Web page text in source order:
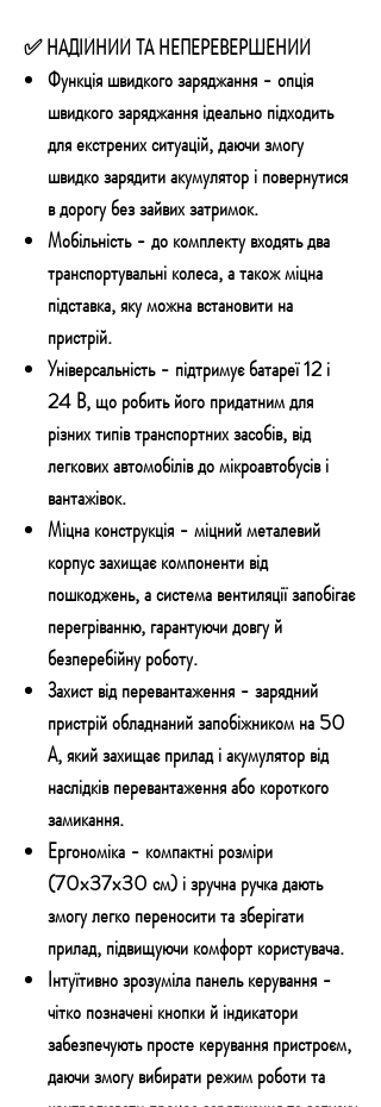
✅ НАДІЙНИЙ ТА НЕПЕРЕВЕРШЕНИЙ
Функція швидкого заряджання - опція
швидкого заряджання ідеально підходить
для екстрених ситуацій, даючи змогу
швидко зарядити акумулятор і повернутися
в дорогу без зайвих затримок.
Мобільність- до комплекту входять два
транспортувальні колеса, а також міцна
підставка, яку можна встановити на
пристрій.
Універсальність- підтримує батареї 12 і
24 В, що робить його придатним для
різних типів транспортних засобів, від
легкових автомобілів до мікроавтобусів і
вантажівок.
Міцна конструкція - міцний металевий
корпус захищає компоненти від
пошкоджень, а система вентиляції запобігає
перегріванню, гарантуючи довгу й
безперебійну роботу.
Захист від перевантаження - зарядний
пристрій обладнаний запобіжником на 50
А, який захищає прилад і акумулятор від
наслідків перевантаження або короткого
замикання.
Ергономіка - компактні розміри
(70x37x30 см) і зручна ручка дають
змогу легко переносити та зберігати
прилад, підвищуючи комфорт користувача.
Інтуїтивно зрозуміла панель керування -
чітко позначені кнопки й індикатори
забезпечують просте керування пристроєм,
даючи змогу вибирати режим роботи та